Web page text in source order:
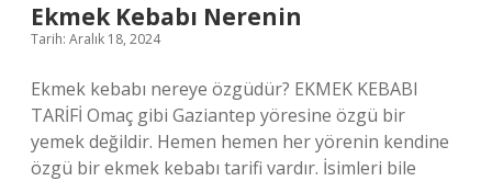
Ekmek Kebabı Nerenin
Tarih: Aralık 18, 2024
Ekmek kebabı nereye özgüdür? EKMEK KEBABI
TARİFİ Omaç gibi Gaziantep yöresine özgü bir
yemek değildir. Hemen hemen her yörenin kendine
özgü bir ekmek kebabı tarifi vardır. İsimleri bile